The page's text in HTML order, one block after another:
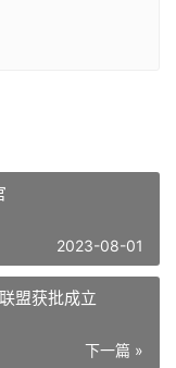
2023-08-01
盟获批成立
下一篇 »